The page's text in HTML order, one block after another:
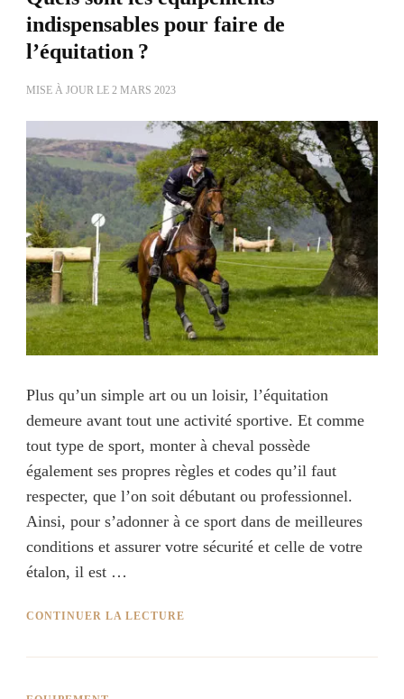
indispensables pour faire de
l’équitation ?
MISE À JOUR LE 2 MARS 2023
Plus qu’un simple art ou un loisir, l’équitation
demeure avant tout une activité sportive. Et comme
tout type de sport, monter à cheval possède
également ses propres règles et codes qu’il faut
respecter, que l’on soit débutant ou professionnel.
Ainsi, pour s’adonner à ce sport dans de meilleures
conditions et assurer votre sécurité et celle de votre
étalon, il est …
CONTINUER LA LECTURE